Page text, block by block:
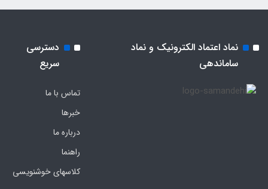
نماد اعتماد الکترونیک و نماد
ساماندهی
دسترسی
سریع
تماس با ما
خبرها
درباره ما
راهنما
کلاسهای خوشنویسی